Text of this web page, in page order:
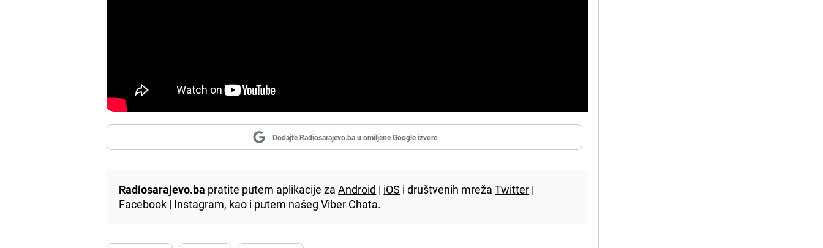
Dodajte Radiosarajevo.ba u omiljene Google izvore
Radiosarajevo.ba pratite putem aplikacije zaAndroid | iOS i društvenih mrežaTwitter |
Facebook | Instagram, kao i putem našegViber Chata.